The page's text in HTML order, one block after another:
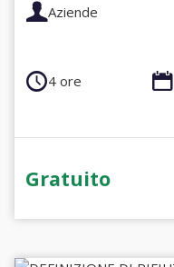
Aziende
4 ore
Gratuito